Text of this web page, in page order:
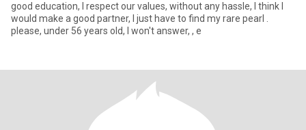
good education, I respect our values, without any hassle, I think I
would make a good partner, I just have to find my rare pearl .
please, under 56 years old, I won't answer, , e